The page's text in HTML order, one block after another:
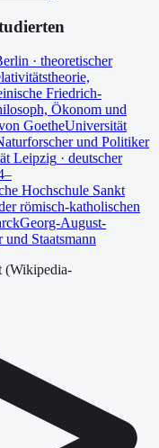
· theoretischer
Friedrich-
Ökonom und
GoetheUniversität
und Politiker
Leipzig · deutscher
Hochschule Sankt
römisch-katholischen
Georg-August-
und Staatsmann
(Wikipedia-